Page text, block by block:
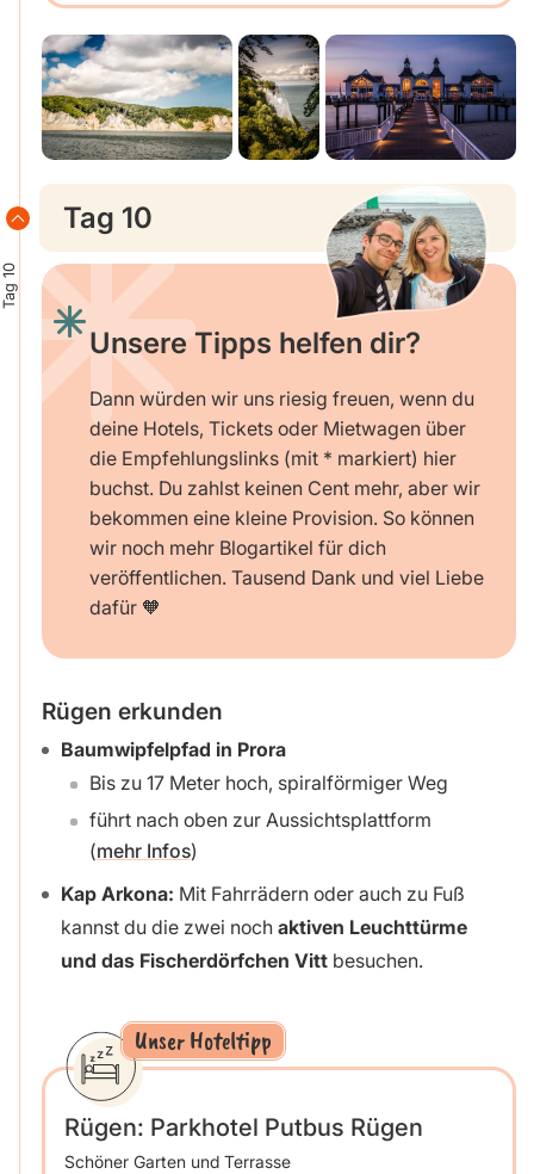
Tag 10
Tag 10
Unsere Tipps helfen dir?
Dann würden wir uns riesig freuen, wenn du
deine Hotels, Tickets oder Mietwagen über
die Empfehlungslinks (mit * markiert) hier
buchst. Du zahlst keinen Cent mehr, aber wir
bekommen eine kleine Provision. So können
wir noch mehr Blogartikel für dich
veröffentlichen. Tausend Dank und viel Liebe
dafür 🧡
Rügen erkunden
Baumwipfelpfad in Prora
Bis zu 17 Meter hoch, spiralförmiger Weg
führt nach oben zur Aussichtsplattform
(mehr Infos)
Kap Arkona: Mit Fahrrädern oder auch zu Fuß
kannst du die zwei noch aktiven Leuchttürme
und das Fischerdörfchen Vittbesuchen.
Unser Hoteltipp
Rügen: Parkhotel Putbus Rügen
Schöner Garten und Terrasse